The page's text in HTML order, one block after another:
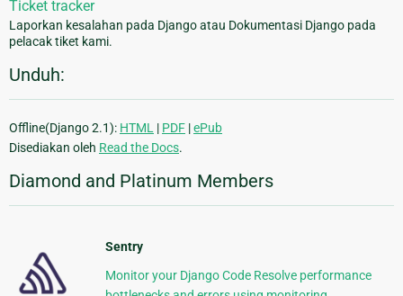
Ticket tracker
Laporkan kesalahan pada Django atau Dokumentasi Django pada
pelacak tiket kami.
Unduh:
Offline(Django 2.1): HTML | PDF |ePub
Disediakan oleh Read the Docs.
Diamond and Platinum Members
Sentry
Monitor your Django Code Resolve performance